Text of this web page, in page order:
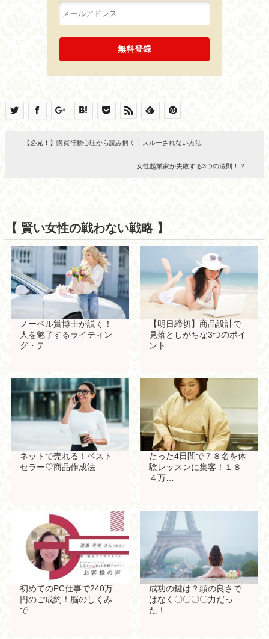
【必見！】購買行動心理から読み解く！スルーされない方法
女性起業家が失敗する3つの法則！？
【 賢い女性の戦わない戦略 】
ノーベル賞博士が説く！
人を魅了するライティン
グ・テ…
【明日締切】商品設計で
見落としがちな3つのポイ
ント…
ネットで売れる！ベスト
セラー♡商品作成法
たった4日間で７８名を体
験レッスンに集客！１８
４万…
初めてのPC仕事で240万
円のご成約！脳のしくみ
で…
成功の鍵は？頭の良さで
はなく〇〇〇〇力だっ
た！